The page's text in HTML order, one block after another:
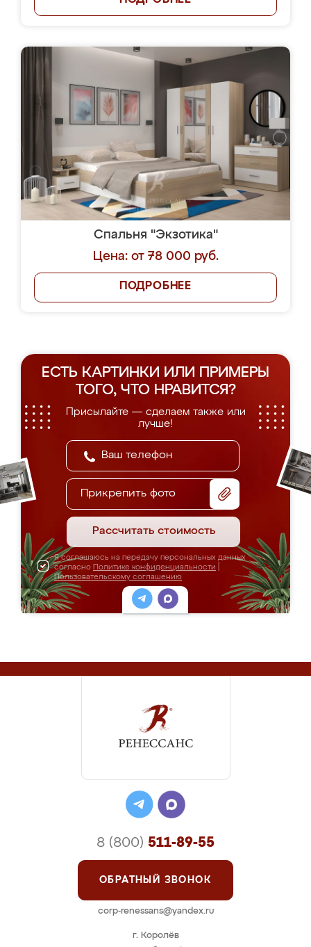
Спальня "Экзотика"
Цена: от 78 000 руб.
ПОДРОБНЕЕ
ЕСТЬ КАРТИНКИ ИЛИ ПРИМЕРЫ
ТОГО, ЧТО НРАВИТСЯ?
Присылайте — сделаем также или
лучше!
Прикрепить фото
Рассчитать стоимость
Я соглашаюсь на передачу персональных данных
согласно Политике конфиденциальности
Пользовательскому соглашению
г. Королёв
8 (800) 511-89-55
ОБРАТНЫЙ ЗВОНОК
corp-renessans@yandex.ru